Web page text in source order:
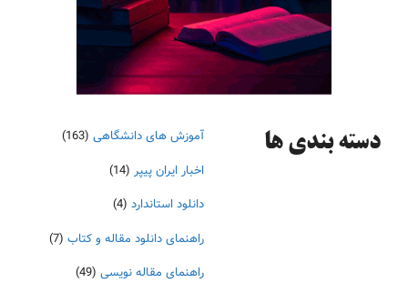
دسته‌ بندی ها آموزش های دانشگاهی (163)
اخبار ایران پیپر (14)
دانلود استاندارد (4)
راهنمای دانلود مقاله و کتاب (7)
راهنمای مقاله نویسی (49)